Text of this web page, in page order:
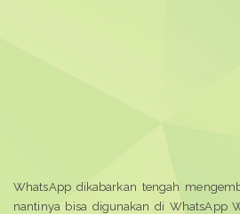
WhatsApp dikabarkan tengah
nantinya bisa digunakan di WhatsApp